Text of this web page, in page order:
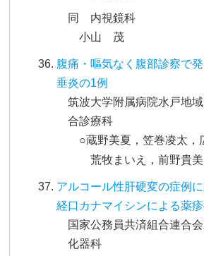
同 内視鏡科
小山 茂
腹痛・嘔気なく腹部診察で
垂炎の1例
筑波大学附属病院水戸地
合診療科
○蔵野美夏，笠巻凌太，
荒牧まいえ，前野貴
アルコール性肝硬変の症例
経口カナマイシンによる薬
国家公務員共済組合連合
化器科